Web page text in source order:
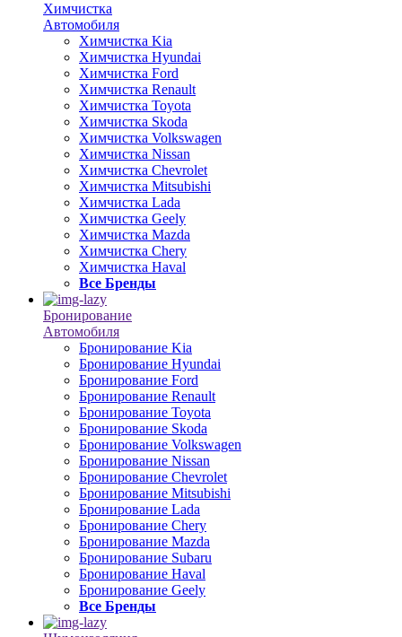
Химчистка
Автомобиля
Химчистка Kia
Химчистка Hyundai
Химчистка Ford
Химчистка Renault
Химчистка Toyota
Химчистка Skoda
Химчистка Volkswagen
Химчистка Nissan
Химчистка Chevrolet
Химчистка Mitsubishi
Химчистка Lada
Химчистка Geely
Химчистка Mazda
Химчистка Chery
Химчистка Haval
Все Бренды
Бронирование
Автомобиля
Бронирование Kia
Бронирование Hyundai
Бронирование Ford
Бронирование Renault
Бронирование Toyota
Бронирование Skoda
Бронирование Volkswagen
Бронирование Nissan
Бронирование Chevrolet
Бронирование Mitsubishi
Бронирование Lada
Бронирование Chery
Бронирование Mazda
Бронирование Subaru
Бронирование Haval
Бронирование Geely
Все Бренды